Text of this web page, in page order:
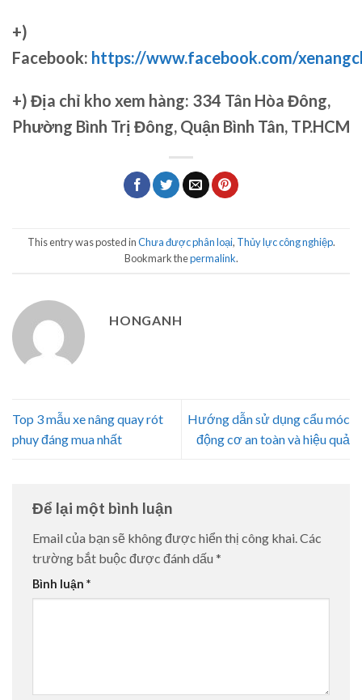
+)
Facebook: https://www.facebook.com/
+) Địa chỉ kho xem hàng: 334 Tân Hòa Đông,
Phường Bình Trị Đông, Quận Bình Tân, TP.HCM
This entry was posted inChưa được phân loại, Thủy lực công nghiệp.
Bookmark thepermalink.
HONGANH
Top 3 mẫu xe nâng quay rót
phuy đáng mua nhất
Hướng dẫn sử dụng cẩu móc
động cơ an toàn và hiệu quả
Để lại một bình luận
Email của bạn sẽ không được hiển thị công khai.Các
trường bắt buộc được đánh dấu *
Bình luận *